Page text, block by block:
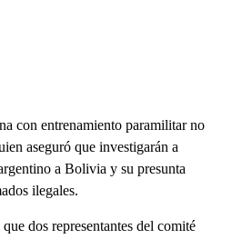
con entrenamiento paramilitar no
aseguró que investigarán a
a Bolivia y su presunta
ilegales.
dos representantes del comité